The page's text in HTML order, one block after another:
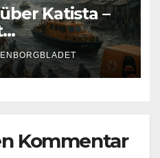
Katista –
Kommentar